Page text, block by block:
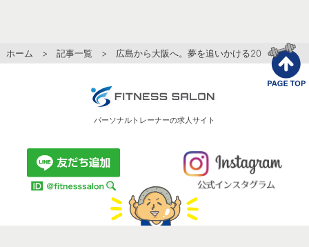
ホーム > 記事一覧 > 広島から大阪へ。夢を追いかける20歳トレーナ
パーソナルトレーナーの求人サイト